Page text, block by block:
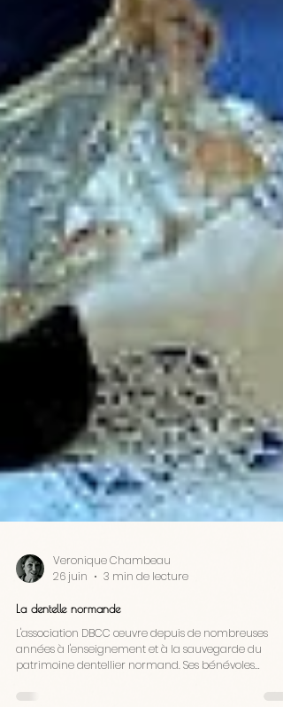
Veronique Chambeau
26 juin
3 min de lecture